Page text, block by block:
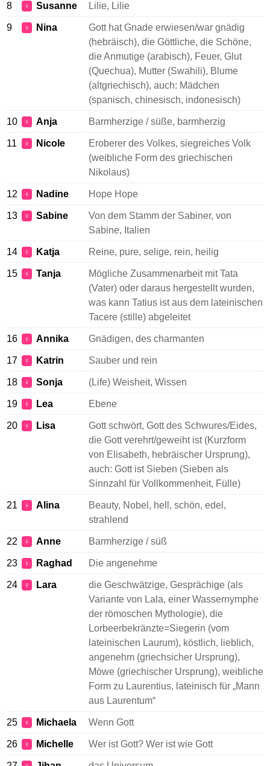
8 ♀ Susanne Lilie, Lilie
9 ♀ Nina
Gott hat Gnade erwiesen/war gnädig
(hebräisch), die Göttliche, die Schöne,
die Anmutige (arabisch), Feuer, Glut
(Quechua), Mutter (Swahili), Blume
(altgriechisch), auch: Mädchen
(spanisch, chinesisch, indonesisch)
10 ♀ Anja Barmherzige / süße, barmherzig
11 ♀ Nicole
Eroberer des Volkes, siegreiches Volk
(weibliche Form des griechischen
Nikolaus)
12 ♀ Nadine Hope Hope
13 ♀ Sabine
Von dem Stamm der Sabiner, von
Sabine, Italien
14 ♀ Katja Reine, pure, selige, rein, heilig
15 ♀ Tanja
Mögliche Zusammenarbeit mit Tata
(Vater) oder daraus hergestellt wurden,
was kann Tatius ist aus dem lateinischen
Tacere (stille) abgeleitet
16 ♀ Annika Gnädigen, des charmanten
17 ♀ Katrin Sauber und rein
18 ♀ Sonja (Life) Weisheit, Wissen
19 ♀ Lea Ebene
20 ♀ Lisa
Gott schwört, Gott des Schwures/Eides,
die Gott verehrt/geweiht ist (Kurzform
von Elisabeth, hebräischer Ursprung),
auch: Gott ist Sieben (Sieben als
Sinnzahl für Vollkommenheit, Fülle)
21 ♀ Alina
Beauty, Nobel, hell, schön, edel,
strahlend
22 ♀ Anne Barmherzige / süß
23 ♀ Raghad Die angenehme
24 ♀ Lara
die Geschwätzige, Gesprächige (als
Variante von Lala, einer Wassernymphe
der römoschen Mythologie), die
Lorbeerbekränzte=Siegerin (vom
lateinischen Laurum), köstlich, lieblich,
angenehm (griechsicher Ursprung),
Möwe (griechischer Ursprung), weibliche
Form zu Laurentius, lateinisch für „Mann
aus Laurentum“
25 ♀ Michaela Wenn Gott
26 ♀ Michelle Wer ist Gott? Wer ist wie Gott